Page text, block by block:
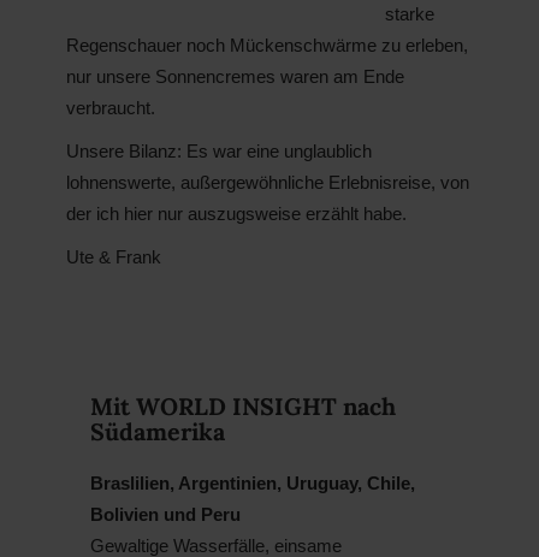
starke
Regenschauer noch Mückenschwärme zu erleben,
nur unsere Sonnencremes waren am Ende
verbraucht.
Unsere Bilanz: Es war eine unglaublich
lohnenswerte, außergewöhnliche Erlebnisreise, von
der ich hier nur auszugsweise erzählt habe.
Ute & Frank
Mit WORLD INSIGHT nach
Südamerika
Braslilien, Argentinien, Uruguay, Chile,
Bolivien und Peru
Gewaltige Wasserfälle, einsame